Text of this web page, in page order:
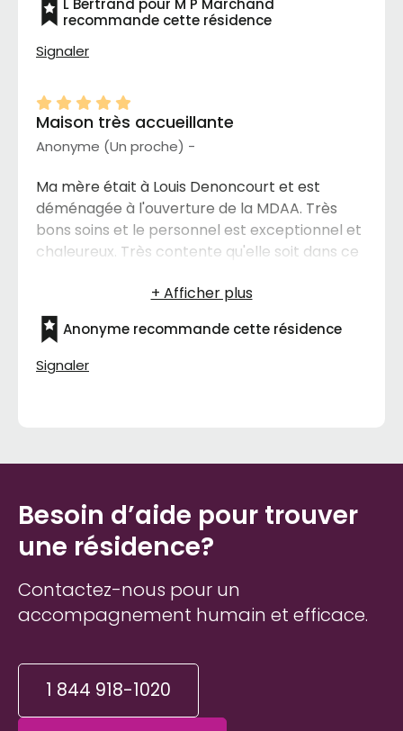
L Bertrand pour M P Marchand
recommande cette résidence
Signaler
Maison très accueillante
Anonyme (Un proche) -
Ma mère était à Louis Denoncourt et est
déménagée à l'ouverture de la MDAA. Très
bons soins et le personnel est exceptionnel et
chaleureux. Très contente qu'elle soit dans ce
Anonyme recommande cette résidence
Signaler
Besoin d’aide pour trouver
une résidence?
Contactez-nous pour un
accompagnement humain et efficace.
1 844 918-1020